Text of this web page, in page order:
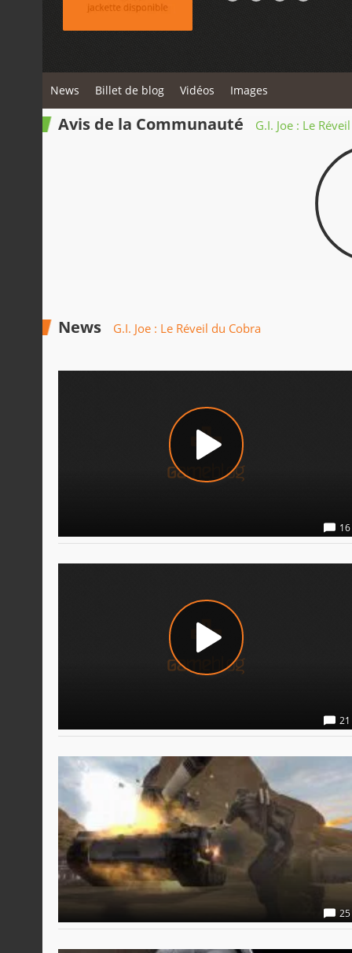
News Billet de blog Vidéos Images
Avis de la Communauté G.I. Joe : Le
News G.I. Joe : Le Réveil du Cobra
16
21
25